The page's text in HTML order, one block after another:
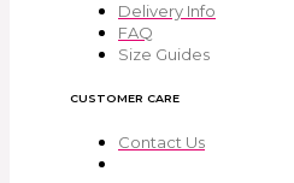
Delivery Info
FAQ
Size Guides
CUSTOMER CARE
Contact Us